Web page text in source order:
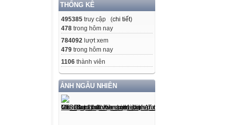
THỐNG KÊ
495385 truy cập (chi tiết)
478 trong hôm nay
784092 lượt xem
479 trong hôm nay
1106 thành viên
ẢNH NGẪU NHIÊN